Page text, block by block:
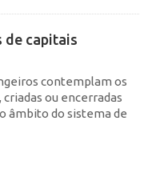
de capitais
contemplam os
ou encerradas
âmbito do sistema de